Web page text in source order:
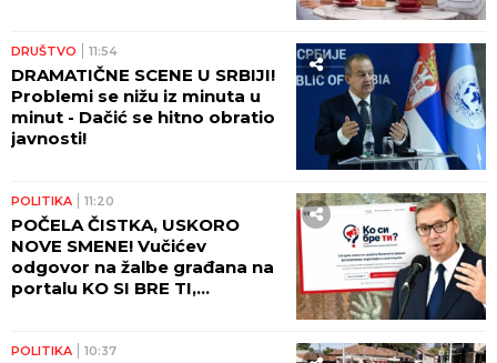
DRUŠTVO 11:54
DRAMATIČNE SCENE U SRBIJI!
Problemi se nižu iz minuta u
minut - Dačić se hitno obratio
javnosti!
POLITIKA 11:20
POČELA ČISTKA, USKORO
NOVE SMENE! Vučićev
odgovor na žalbe građana na
portalu KO SI BRE TI,
POLITIKA 10:37